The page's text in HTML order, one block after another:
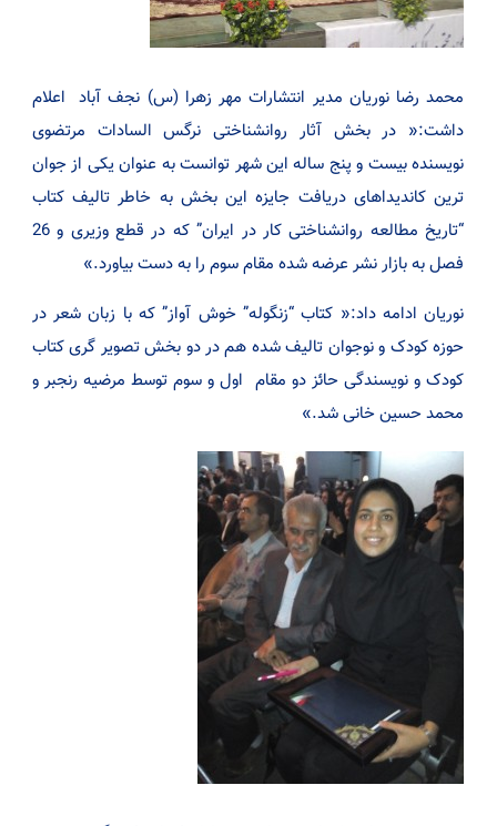
محمد رضا نوریان مدیر انتشارات مهر زهرا (س) نجف آباد اعلام
داشت:« در بخش آثار روانشناختی نرگس السادات مرتضوی
نویسنده بیست و پنج ساله این شهر توانست به عنوان یکی از جوان
ترین کاندیداهای دریافت جایزه این بخش به خاطر تالیف کتاب
“تاریخ مطالعه روانشناختی کار در ایران” که در قطع وزیری و 26
فصل به بازار نشر عرضه شده مقام سوم را به دست بیاورد.»
نوریان ادامه داد:« کتاب “زنگوله” خوش آواز” که با زبان شعر در
حوزه کودک و نوجوان تالیف شده هم در دو بخش تصویر گری کتاب
کودک و نویسندگی حائز دو مقام اول و سوم توسط مرضیه رنجبر و
محمد حسین خانی شد.»